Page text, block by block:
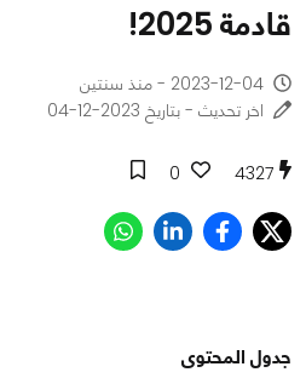
قادمة 2025!
2023-12-04 - منذ سنتين
اخر تحديث - بتاريخ 2023-12-04
4327
0
جدول المحتوى